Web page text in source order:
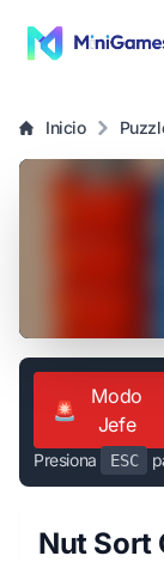
Inicio
🚨
Modo
Jefe
Presiona ESC
Nut Sort